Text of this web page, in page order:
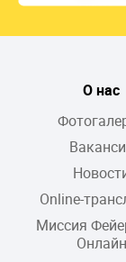
О нас
Online-
Миссия
Онлайн